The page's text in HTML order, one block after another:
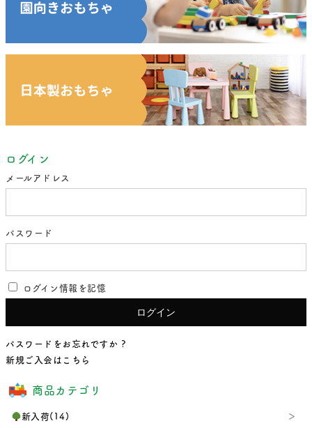
ログイン
メールアドレス
パスワード
ログイン情報を記憶
パスワードをお忘れですか ?
新規ご入会はこちら
商品カテゴリ
新入荷(14)